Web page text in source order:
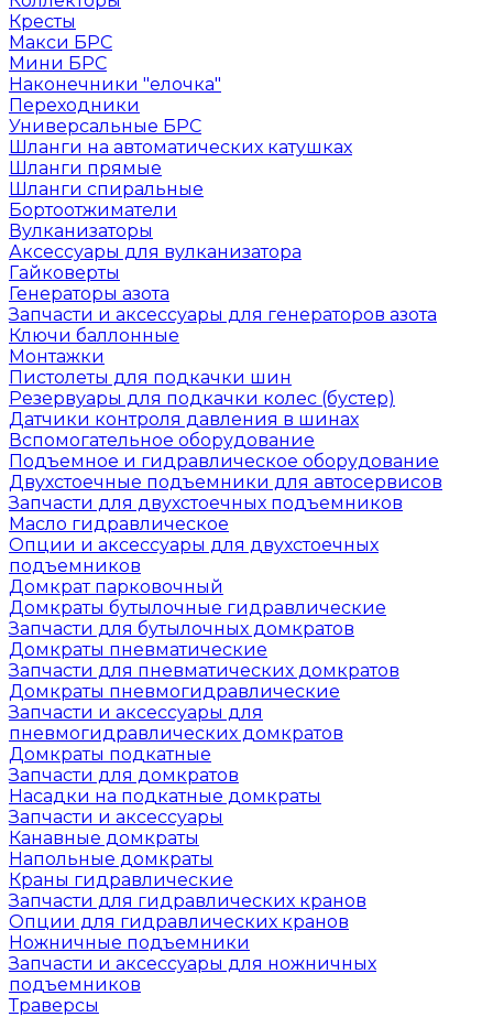
Кресты
Макси БРС
Мини БРС
Наконечники "елочка"
Переходники
Универсальные БРС
Шланги на автоматических катушках
Шланги прямые
Шланги спиральные
Бортоотжиматели
Вулканизаторы
Аксессуары для вулканизатора
Гайковерты
Генераторы азота
Запчасти и аксессуары для генераторов азота
Ключи баллонные
Монтажки
Пистолеты для подкачки шин
Резервуары для подкачки колес (бустер)
Датчики контроля давления в шинах
Вспомогательное оборудование
Подъемное и гидравлическое оборудование
Двухстоечные подъемники для автосервисов
Запчасти для двухстоечных подъемников
Масло гидравлическое
Опции и аксессуары для двухстоечных
подъемников
Домкрат парковочный
Домкраты бутылочные гидравлические
Запчасти для бутылочных домкратов
Домкраты пневматические
Запчасти для пневматических домкратов
Домкраты пневмогидравлические
Запчасти и аксессуары для
пневмогидравлических домкратов
Домкраты подкатные
Запчасти для домкратов
Насадки на подкатные домкраты
Запчасти и аксессуары
Канавные домкраты
Напольные домкраты
Краны гидравлические
Запчасти для гидравлических кранов
Опции для гидравлических кранов
Ножничные подъемники
Запчасти и аксессуары для ножничных
подъемников
Траверсы